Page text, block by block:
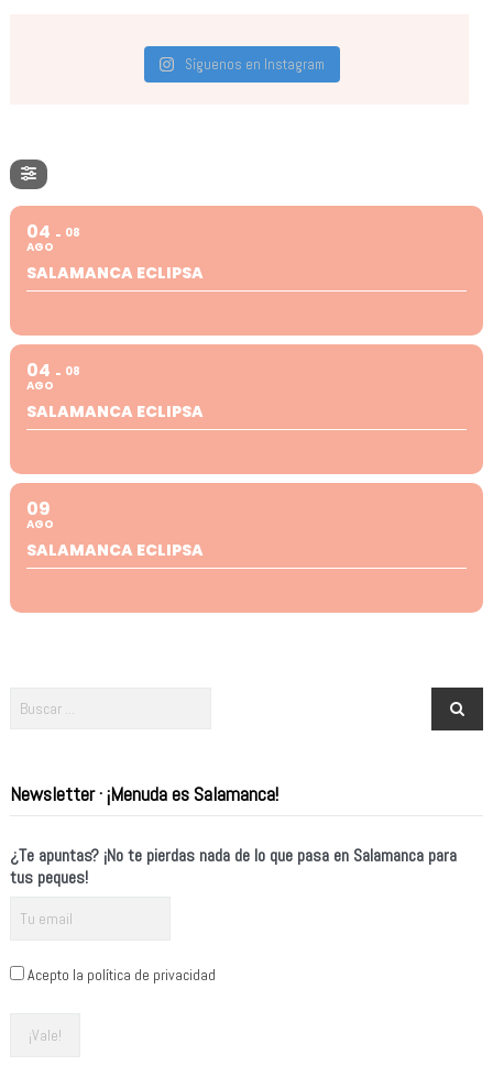
Síguenos en Instagram
04
AGO
08
SALAMANCA ECLIPSA
04
AGO
08
SALAMANCA ECLIPSA
09
AGO
SALAMANCA ECLIPSA
Newsletter · ¡Menuda es Salamanca!
¿Te apuntas? ¡No te pierdas nada de lo que pasa en Salamanca para
tus peques!
Acepto la política de privacidad